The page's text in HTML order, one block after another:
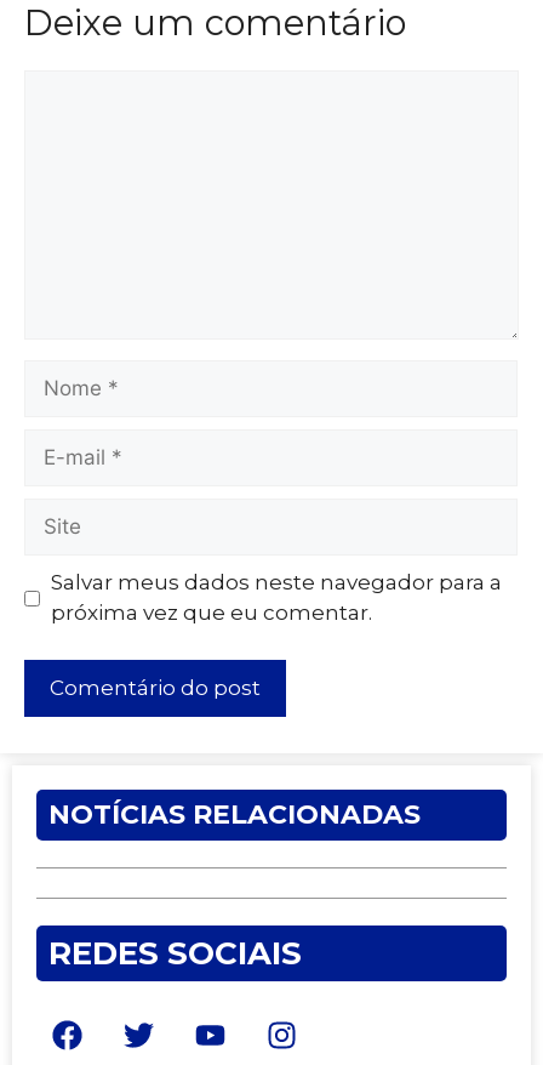
Deixe um comentário
Salvar meus dados neste navegador para a
próxima vez que eu comentar.
NOTÍCIAS RELACIONADAS
REDES SOCIAIS